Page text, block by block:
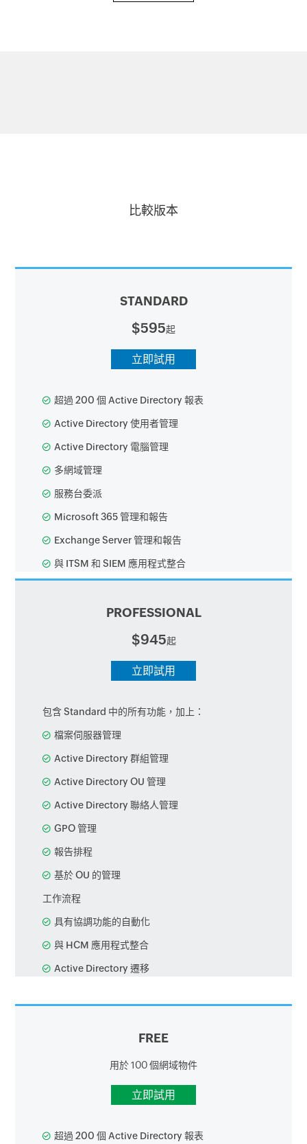
比較版本
STANDARD
$595起
立即試用
超過 200 個 Active Directory 報表
Active Directory 使用者管理
Active Directory 電腦管理
多網域管理
服務台委派
Microsoft 365 管理和報告
Exchange Server 管理和報告
與 ITSM 和 SIEM 應用程式整合
PROFESSIONAL
$945起
立即試用
包含 Standard 中的所有功能，加上：
檔案伺服器管理
Active Directory 群組管理
Active Directory OU 管理
Active Directory 聯絡人管理
GPO 管理
報告排程
基於 OU 的管理
工作流程
具有協調功能的自動化
與 HCM 應用程式整合
Active Directory 遷移
FREE
用於 100 個網域物件
立即試用
超過 200 個 Active Directory 報表